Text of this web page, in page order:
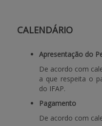
CALENDÁRIO
Apresentação do
De acordo com
a que respeita o
do IFAP.
Pagamento
De acordo com